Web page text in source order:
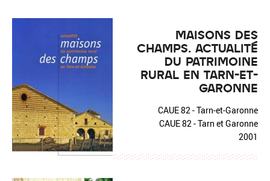
MAISONS DES
CHAMPS. ACTUALITÉ
DU PATRIMOINE
RURAL EN TARN-ET-
GARONNE
CAUE 82 - Tarn-et-Garonne
CAUE 82 - Tarn et Garonne
2001